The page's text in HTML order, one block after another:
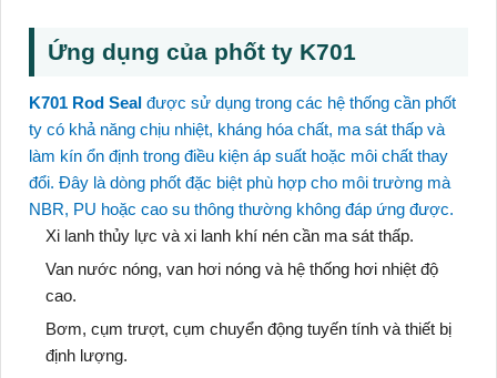
Ứng dụng của phốt ty K701
K701 Rod Seal được sử dụng trong các hệ thống cần phốt
ty có khả năng chịu nhiệt, kháng hóa chất, ma sát thấp và
làm kín ổn định trong điều kiện áp suất hoặc môi chất thay
đổi. Đây là dòng phốt đặc biệt phù hợp cho môi trường mà
NBR, PU hoặc cao su thông thường không đáp ứng được.
Xi lanh thủy lực và xi lanh khí nén cần ma sát thấp.
Van nước nóng, van hơi nóng và hệ thống hơi nhiệt độ
cao.
Bơm, cụm trượt, cụm chuyển động tuyến tính và thiết bị
định lượng.